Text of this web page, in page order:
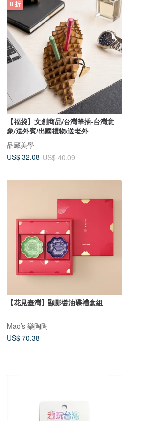
8 折
【福袋】文創商品/台灣筆插-台灣意
象/送外賓/出國禮物/送老外
品藏美學
US$ 32.08 US$ 40.09
【花見臺灣】顯影醬油碟禮盒組
Mao’s 樂陶陶
US$ 70.38